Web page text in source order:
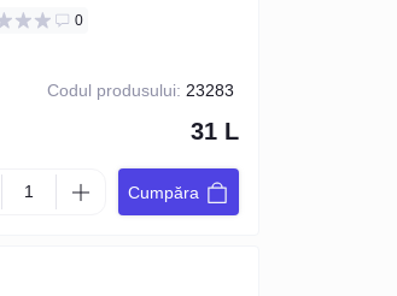
0
Codul produsului: 23283
31 L
Cumpăra